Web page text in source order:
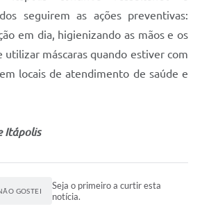
seguirem as ações preventivas:
em dia, higienizando as mãos e os
utilizar máscaras quando estiver com
locais de atendimento de saúde e
Itápolis
GOSTEI
Seja o primeiro a curtir esta
notícia.